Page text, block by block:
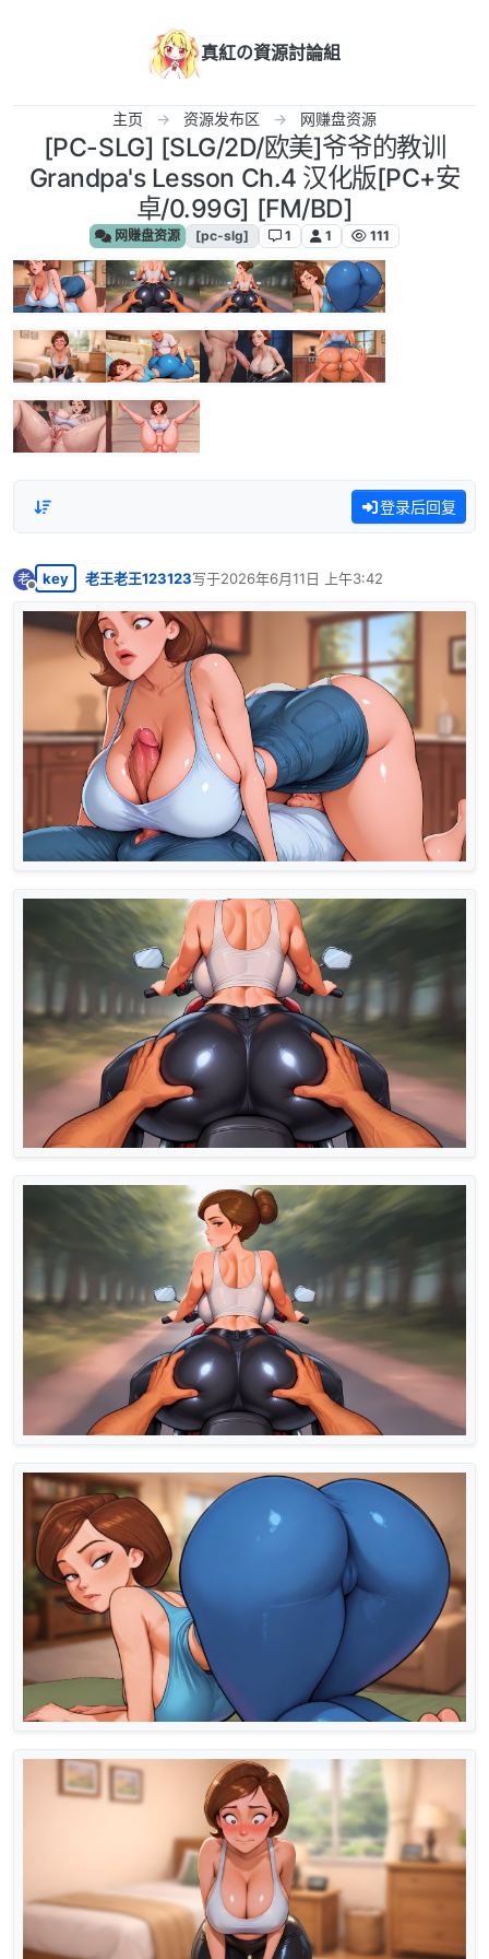
真紅の資源討論組
主页 资源发布区 网赚盘资源
[PC-SLG] [SLG/2D/欧美]爷爷的教训
Grandpa's Lesson Ch.4 汉化版[PC+安
卓/0.99G] [FM/BD]
网赚盘资源 [pc-slg] 1 1 111
登录后回复
老
离线
key 老王老王123123写于2026年6月11日 上午3:42
最后由 编辑